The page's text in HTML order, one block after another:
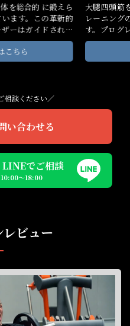
総合的な大腿筋ト
に設計されていま
ンタグラフ・シス
的な負荷曲線を実
と安全レバー付き
システムにより、
こちら
下半身全体
深く安定し
ムスクワッ
型パッドと
できます。
相談ください／
い合わせる
LINEでご相談
〜18:00
ビュー